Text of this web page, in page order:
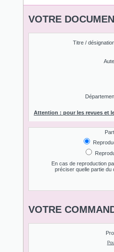
VOTRE
Titre /
Attention : pour les revues et
En cas de reproduction
préciser quelle partie du
VOTRE